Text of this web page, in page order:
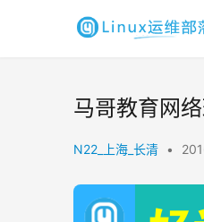
马哥教育网
N22_上海_长清 •